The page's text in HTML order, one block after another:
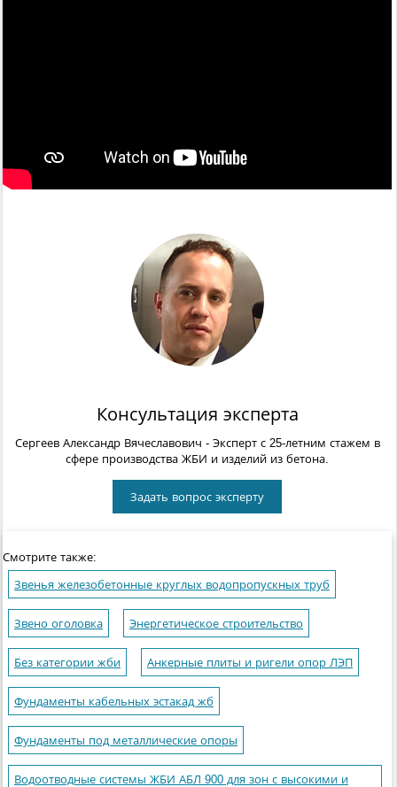
Консультация эксперта
Сергеев Александр Вячеславович - Эксперт с 25-летним стажем в
сфере производства ЖБИ и изделий из бетона.
Задать вопрос эксперту
Смотрите также:
Звенья железобетонные круглых водопропускных труб
Звено оголовка Энергетическое строительство
Без категории жби Анкерные плиты и ригели опор ЛЭП
Фундаменты кабельных эстакад жб
Фундаменты под металлические опоры
Водоотводные системы ЖБИ АБЛ 900 для зон с высокими и